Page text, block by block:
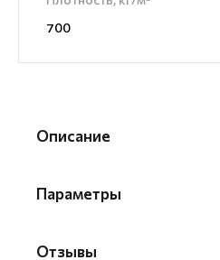
700
Описание
Параметры
Отзывы